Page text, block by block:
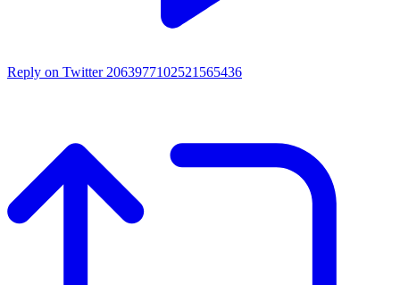
Reply on Twitter 2063977102521565436